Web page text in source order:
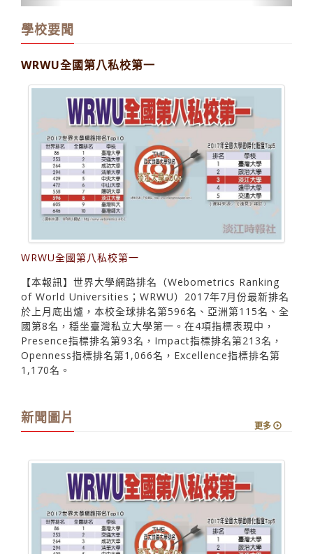
學校要聞
WRWU全國第八私校第一
WRWU全國第八私校第一
【本報訊】世界大學網路排名（Webometrics Ranking
of World Universities；WRWU）2017年7月份最新排名
於上月底出爐，本校全球排名第596名、亞洲第115名、全
國第8名，穩坐臺灣私立大學第一。在4項指標表現中，
Presence指標排名第93名，Impact指標排名第213名，
Openness指標排名第1,066名，Excellence指標排名第
1,170名。
新聞圖片
更多